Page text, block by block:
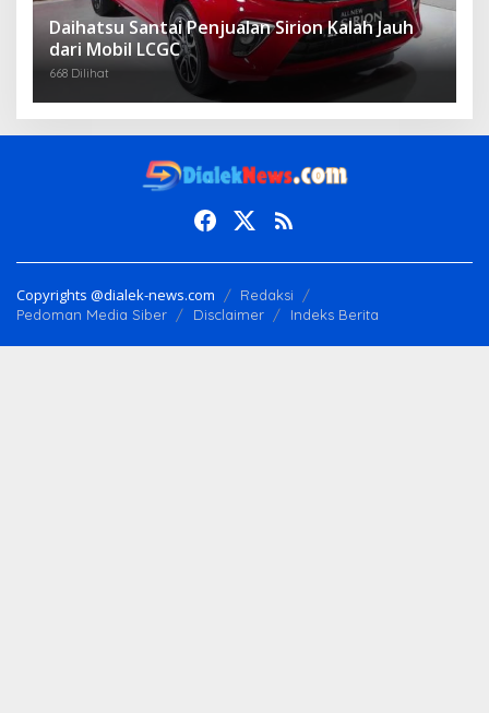
Daihatsu Santai Penjualan Sirion Kalah Jauh
dari Mobil LCGC
668 Dilihat
Copyrights @dialek-news.com
Redaksi
Pedoman Media Siber
Disclaimer Indeks Berita